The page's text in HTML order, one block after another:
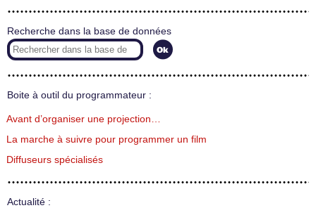
Recherche dans la base de données
Boite à outil du programmateur :
Avant d’organiser une projection…
La marche à suivre pour programmer un film
Diffuseurs spécialisés
Actualité :